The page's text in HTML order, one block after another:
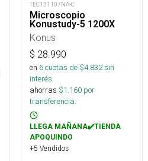
TEC131107NA-C
Microscopio
Konustudy-5 1200X
Konus
$ 28.990
en 6cuotas de $4.832sin
interés
ahorras $1.160 por
transferencia.
LLEGA MAÑANA✔️TIENDA
APOQUINDO
+5 Vendidos